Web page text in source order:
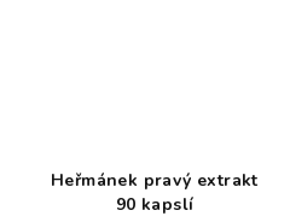
Heřmánek pravý extrakt
90 kapslí